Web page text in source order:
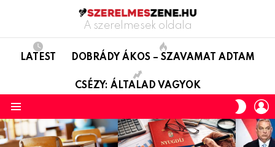
A szerelmesek oldala
LATEST DOBRÁDY ÁKOS – SZAVAMAT ADTAM
CSÉZY: ÁLTALAD VAGYOK
SKIN
LATEST
STORIES